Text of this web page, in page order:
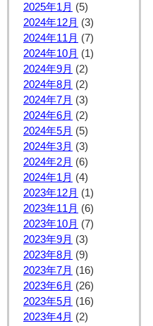
2025年1月 (5)
2024年12月 (3)
2024年11月 (7)
2024年10月 (1)
2024年9月 (2)
2024年8月 (2)
2024年7月 (3)
2024年6月 (2)
2024年5月 (5)
2024年3月 (3)
2024年2月 (6)
2024年1月 (4)
2023年12月 (1)
2023年11月 (6)
2023年10月 (7)
2023年9月 (3)
2023年8月 (9)
2023年7月 (16)
2023年6月 (26)
2023年5月 (16)
2023年4月 (2)